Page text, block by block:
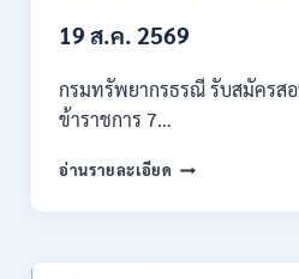
/
เดือน
18150
ONLINE
สิงหาคม
19 ส.ค. 2569
กรมทรัพยากรธรณี รับสมัครส
ข้าราชการ 7…
อ่านรายละเอียด กรม
เปิด
สมัคร